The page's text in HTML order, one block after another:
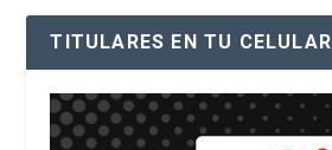
TITULARES EN TU CELULAR